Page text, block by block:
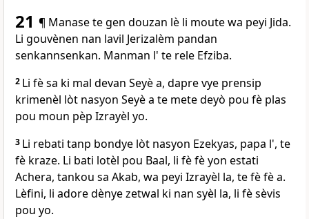
21 ¶ Manase te gen douzan lè li moute wa peyi Jida.
Li gouvènen nan lavil Jerizalèm pandan
senkannsenkan. Manman l' te rele Efziba.
2 Li fè sa ki mal devan Seyè a, dapre vye prensip
krimenèl lòt nasyon Seyè a te mete deyò pou fè plas
pou moun pèp Izrayèl yo.
3 Li rebati tanp bondye lòt nasyon Ezekyas, papa l', te
fè kraze. Li bati lotèl pou Baal, li fè fè yon estati
Achera, tankou sa Akab, wa peyi Izrayèl la, te fè fè a.
Lèfini, li adore dènye zetwal ki nan syèl la, li fè sèvis
pou yo.